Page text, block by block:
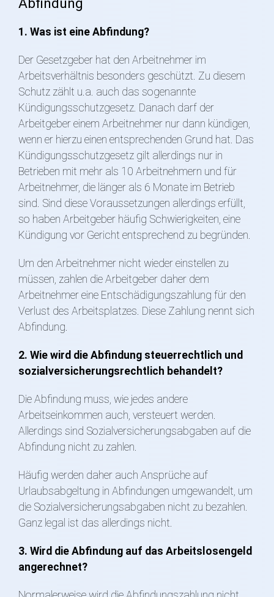
Abfindung
1. Was ist eine Abfindung?
Der Gesetzgeber hat den Arbeitnehmer im
Arbeitsverhältnis besonders geschützt. Zu diesem
Schutz zählt u.a. auch das sogenannte
Kündigungsschutzgesetz. Danach darf der
Arbeitgeber einem Arbeitnehmer nur dann kündigen,
wenn er hierzu einen entsprechenden Grund hat. Das
Kündigungsschutzgesetz gilt allerdings nur in
Betrieben mit mehr als 10 Arbeitnehmern und für
Arbeitnehmer, die länger als 6 Monate im Betrieb
sind. Sind diese Voraussetzungen allerdings erfüllt,
so haben Arbeitgeber häufig Schwierigkeiten, eine
Kündigung vor Gericht entsprechend zu begründen.
Um den Arbeitnehmer nicht wieder einstellen zu
müssen, zahlen die Arbeitgeber daher dem
Arbeitnehmer eine Entschädigungszahlung für den
Verlust des Arbeitsplatzes. Diese Zahlung nennt sich
Abfindung.
2. Wie wird die Abfindung steuerrechtlich und
sozialversicherungsrechtlich behandelt?
Die Abfindung muss, wie jedes andere
Arbeitseinkommen auch, versteuert werden.
Allerdings sind Sozialversicherungsabgaben auf die
Abfindung nicht zu zahlen.
Häufig werden daher auch Ansprüche auf
Urlaubsabgeltung in Abfindungen umgewandelt, um
die Sozialversicherungsabgaben nicht zu bezahlen.
Ganz legal ist das allerdings nicht.
3. Wird die Abfindung auf das Arbeitslosengeld
angerechnet?